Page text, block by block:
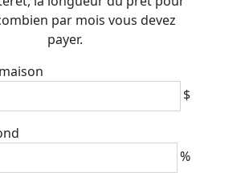
par mois vous devez
payer.
$
%